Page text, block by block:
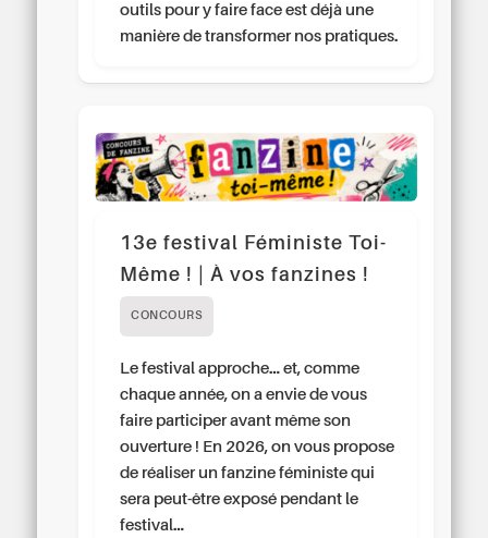
outils pour y faire face est déjà une
manière de transformer nos pratiques.
13e festival Féministe Toi-
Même ! | À vos fanzines !
CONCOURS
Le festival approche… et, comme
chaque année, on a envie de vous
faire participer avant même son
ouverture ! En 2026, on vous propose
de réaliser un fanzine féministe qui
sera peut-être exposé pendant le
festival…